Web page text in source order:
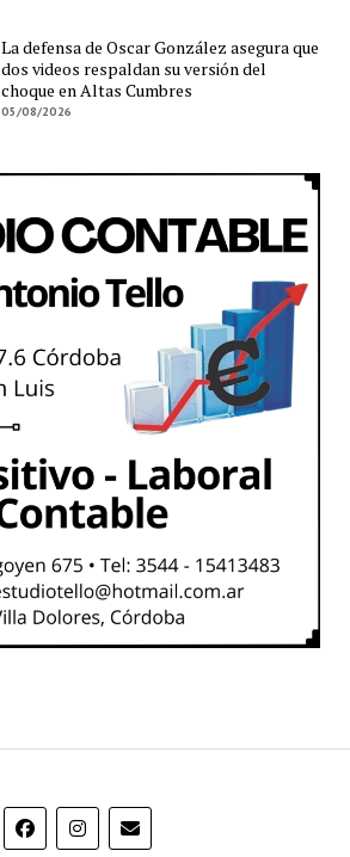
La defensa de Oscar González asegura que
dos videos respaldan su versión del
choque en Altas Cumbres
05/08/2026